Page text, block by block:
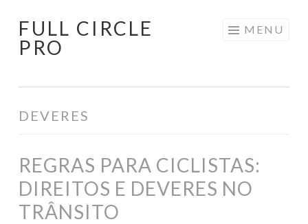
Pular
para
FULL CIRCLE
PRO
MENU
DEVERES
REGRAS PARA CICLISTAS:
DIREITOS E DEVERES NO
TRÂNSITO